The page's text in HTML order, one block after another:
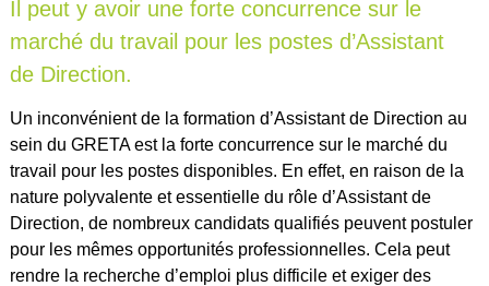
Il peut y avoir une forte concurrence sur le
marché du travail pour les postes d’Assistant
de Direction.
Un inconvénient de la formation d’Assistant de Direction au
sein du GRETA est la forte concurrence sur le marché du
travail pour les postes disponibles. En effet, en raison de la
nature polyvalente et essentielle du rôle d’Assistant de
Direction, de nombreux candidats qualifiés peuvent postuler
pour les mêmes opportunités professionnelles. Cela peut
rendre la recherche d’emploi plus difficile et exiger des